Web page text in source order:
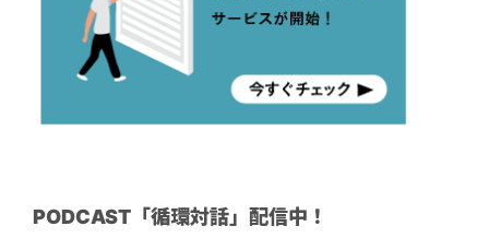
PODCAST「循環対話」配信中！